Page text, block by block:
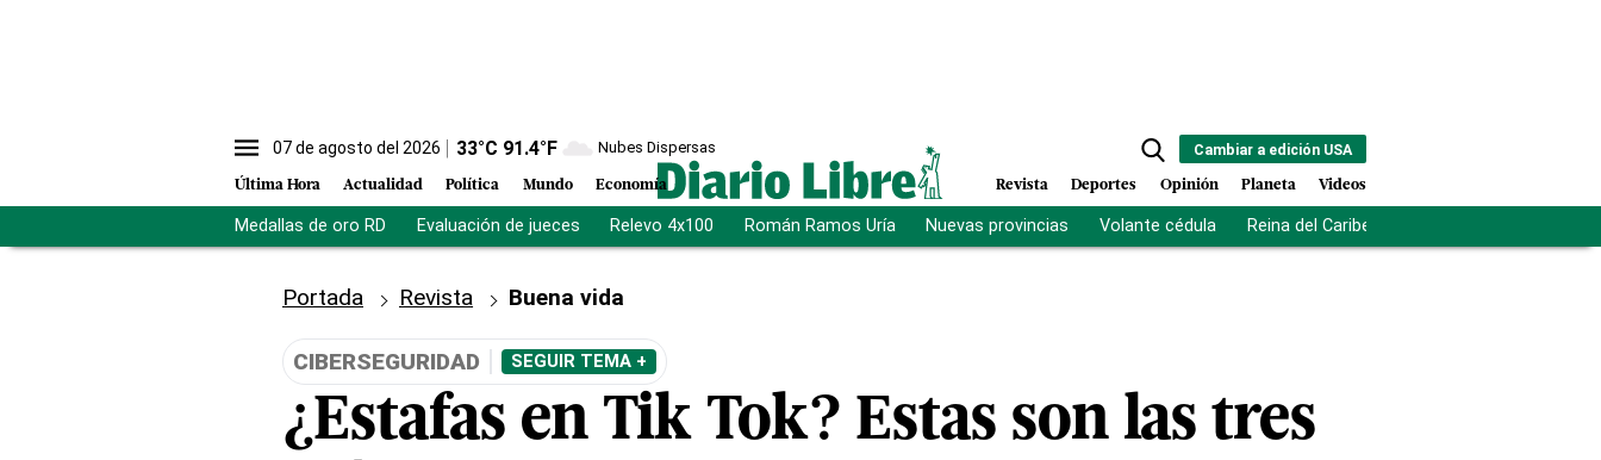
07 de agosto del 2026 33°C 91.4°F Nubes Dispersas
Última Hora Actualidad Política Mundo Economía
Cambiar a edición USA
Revista Deportes Opinión Planeta Videos
Medallas de oro RD Evaluación de jueces Relevo 4x100 Román Ramos Uría Nuevas provincias Volante cédula Reina del Caribe
Portada Revista Buena vida
CIBERSEGURIDAD SEGUIR TEMA +
¿Estafas en Tik Tok? Estas son las tres